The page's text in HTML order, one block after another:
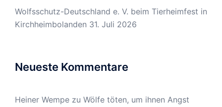
Wolfsschutz-Deutschland e. V. beim Tierheimfest in
Kirchheimbolanden 31. Juli 2026
Neueste Kommentare
Heiner Wempe zu Wölfe töten, um ihnen Angst